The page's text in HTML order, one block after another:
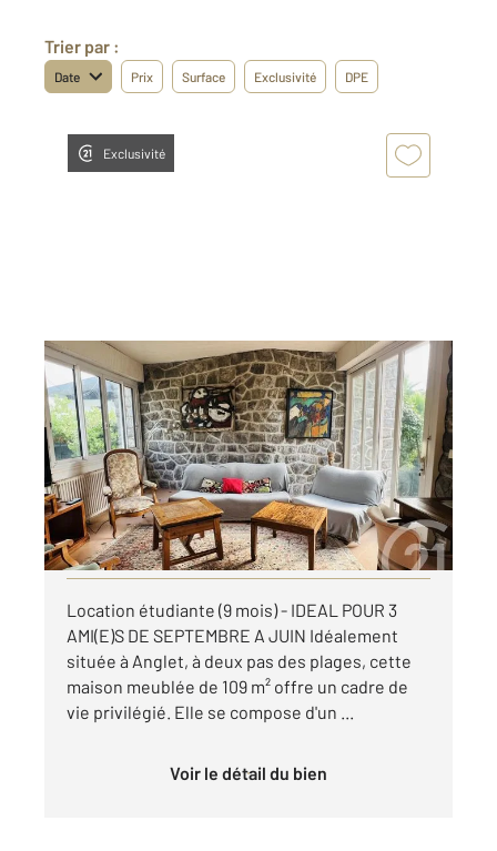
Trier par :
Date Prix Surface Exclusivité DPE
Exclusivité
ANGLET 64
109 m2, 4 pièces
Ref : 5280
Maison à louer
1 495 €
par mois charges comprises
Visiter le site dédié
Location étudiante (9 mois) - IDEAL POUR 3
AMI(E)S DE SEPTEMBRE A JUIN Idéalement
située à Anglet, à deux pas des plages, cette
maison meublée de 109 m² offre un cadre de
vie privilégié. Elle se compose d'un ...
Voir le détail du bien